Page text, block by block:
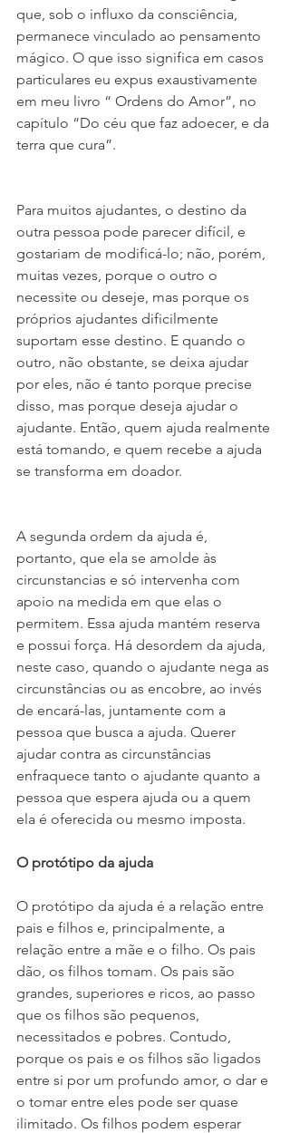
que, sob o influxo da consciência,
permanece vinculado ao pensamento
mágico. O que isso significa em casos
particulares eu expus exaustivamente
em meu livro “ Ordens do Amor”, no
capítulo “Do céu que faz adoecer, e da
terra que cura”.
Para muitos ajudantes, o destino da
outra pessoa pode parecer difícil, e
gostariam de modificá-lo; não, porém,
muitas vezes, porque o outro o
necessite ou deseje, mas porque os
próprios ajudantes dificilmente
suportam esse destino. E quando o
outro, não obstante, se deixa ajudar
por eles, não é tanto porque precise
disso, mas porque deseja ajudar o
ajudante. Então, quem ajuda realmente
está tomando, e quem recebe a ajuda
se transforma em doador.
A segunda ordem da ajuda é,
portanto, que ela se amolde às
circunstancias e só intervenha com
apoio na medida em que elas o
permitem. Essa ajuda mantém reserva
e possui força. Há desordem da ajuda,
neste caso, quando o ajudante nega as
circunstâncias ou as encobre, ao invés
de encará-las, juntamente com a
pessoa que busca a ajuda. Querer
ajudar contra as circunstâncias
enfraquece tanto o ajudante quanto a
pessoa que espera ajuda ou a quem
ela é oferecida ou mesmo imposta.
O protótipo da ajuda
O protótipo da ajuda é a relação entre
pais e filhos e, principalmente, a
relação entre a mãe e o filho. Os pais
dão, os filhos tomam. Os pais são
grandes, superiores e ricos, ao passo
que os filhos são pequenos,
necessitados e pobres. Contudo,
porque os pais e os filhos são ligados
entre si por um profundo amor, o dar e
o tomar entre eles pode ser quase
ilimitado. Os filhos podem esperar